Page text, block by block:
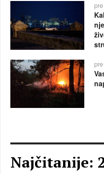
Najčitanije: